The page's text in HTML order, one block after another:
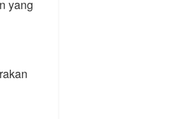
yang